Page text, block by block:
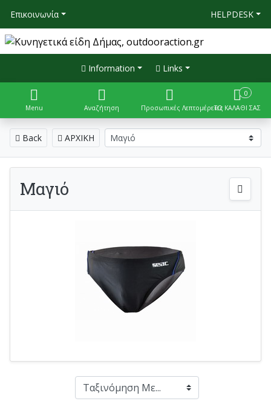
Επικοινωνία HELPDESK
Information Links
Menu Αναζήτηση Προσωπικές Λεπτομέρειες
0
ΤΟ ΚΑΛΑΘΙ ΣΑΣ
Back ΑΡΧΙΚΗ
Μαγιό